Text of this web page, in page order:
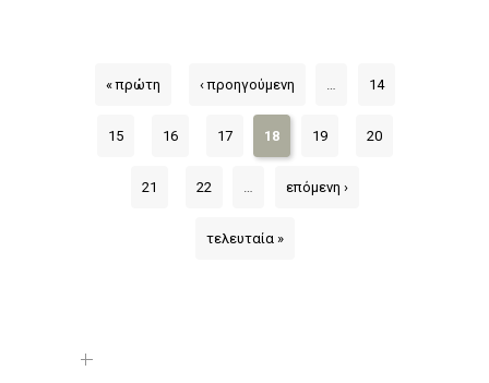
« πρώτη ‹ προηγούμενη … 14
15 16 17 18 19 20
21 22 … επόμενη ›
τελευταία »